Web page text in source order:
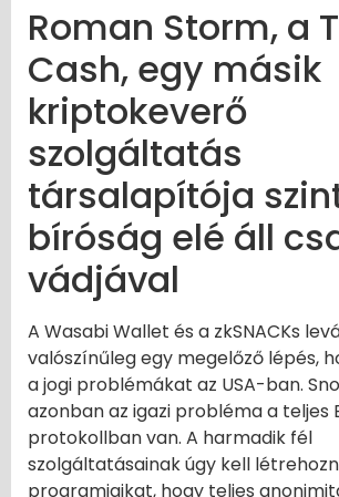
Roman Storm, a
Cash, egy másik
kriptokeverő
szolgáltatás
társalapítója
bíróság elé áll
vádjával
A Wasabi Wallet és a zkSNACKs
valószínűleg egy megelőző lépés,
a jogi problémákat az USA-ban.
azonban az igazi probléma a teljes
protokollban van. A harmadik fél
szolgáltatásainak úgy kell
programjaikat, hogy teljes